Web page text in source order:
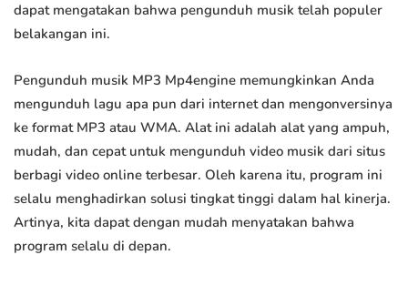
dapat mengatakan bahwa pengunduh musik telah populer
belakangan ini.
Pengunduh musik MP3 Mp4engine memungkinkan Anda
mengunduh lagu apa pun dari internet dan mengonversinya
ke format MP3 atau WMA. Alat ini adalah alat yang ampuh,
mudah, dan cepat untuk mengunduh video musik dari situs
berbagi video online terbesar. Oleh karena itu, program ini
selalu menghadirkan solusi tingkat tinggi dalam hal kinerja.
Artinya, kita dapat dengan mudah menyatakan bahwa
program selalu di depan.